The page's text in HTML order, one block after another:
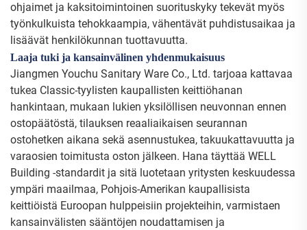
ohjaimet ja kaksitoimintoinen suorituskyky tekevät myös
työnkulkuista tehokkaampia, vähentävät puhdistusaikaa ja
lisäävät henkilökunnan tuottavuutta.
Laaja tuki ja kansainvälinen yhdenmukaisuus
Jiangmen Youchu Sanitary Ware Co., Ltd. tarjoaa kattavaa
tukea Classic-tyylisten kaupallisten keittiöhanan
hankintaan, mukaan lukien yksilöllisen neuvonnan ennen
ostopäätöstä, tilauksen reaaliaikaisen seurannan
ostohetken aikana sekä asennustukea, takuukattavuutta ja
varaosien toimitusta oston jälkeen. Hana täyttää WELL
Building -standardit ja sitä luotetaan yritysten keskuudessa
ympäri maailmaa, Pohjois-Amerikan kaupallisista
keittiöistä Euroopan hulppeisiin projekteihin, varmistaen
kansainvälisten sääntöjen noudattamisen ja